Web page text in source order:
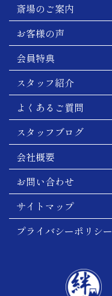
斎場のご案内
お客様の声
会員特典
スタッフ紹介
よくあるご質問
スタッフブログ
会社概要
お問い合わせ
サイトマップ
プライバシーポリシー